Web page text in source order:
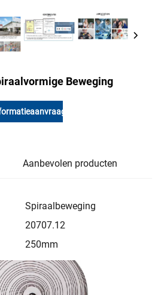
Beweging
Aanbevolen producten
Spiraalbeweging
20707.12
250mm